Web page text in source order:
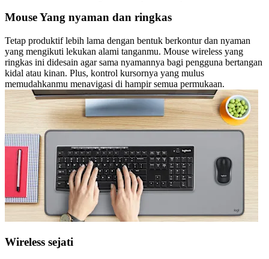
Mouse Yang nyaman dan ringkas
Tetap produktif lebih lama dengan bentuk berkontur dan nyaman
yang mengikuti lekukan alami tanganmu. Mouse wireless yang
ringkas ini didesain agar sama nyamannya bagi pengguna bertangan
kidal atau kinan. Plus, kontrol kursornya yang mulus
memudahkanmu menavigasi di hampir semua permukaan.
Wireless sejati